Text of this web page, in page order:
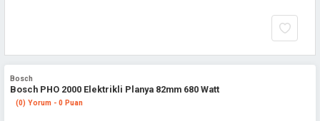
Bosch
Bosch PHO 2000 Elektrikli Planya 82mm 680 Watt
(0) Yorum - 0 Puan